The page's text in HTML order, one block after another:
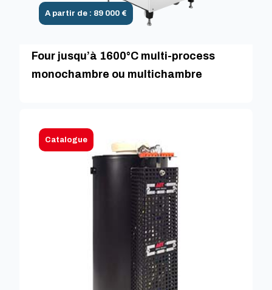
A partir de : 89 000 €
Four jusqu’à 1600°C multi-process
monochambre ou multichambre
Catalogue